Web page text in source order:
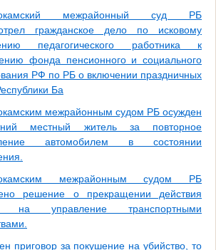
межрайонный суд РБ
гражданское дело по исковому
педагогического работника к
фонда пенсионного и социального
РФ по РБ о включении праздничных
Ба
межрайонным судом РБ осужден
местный житель за повторное
автомобилем в состоянии
межрайонным судом РБ
решение о прекращении действия
на управление транспортными
приговор за покушение на убийство, то